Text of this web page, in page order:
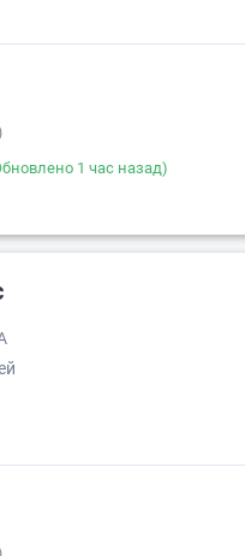
1 час назад)